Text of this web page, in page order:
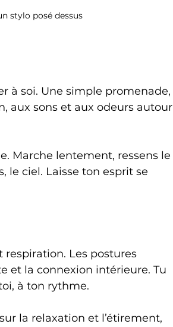
stylo posé dessus
à soi. Une simple promenade,
aux sons et aux odeurs autour
Marche lentement, ressens le
le ciel. Laisse ton esprit se
Les postures
et la connexion intérieure. Tu
à ton rythme.
la relaxation et l’étirement,